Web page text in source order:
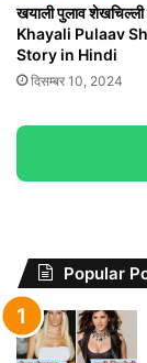
खयाली पुलाव शेखचिल्ली
Khayali Pulaav
Story in Hindi
दिसम्बर 10, 2024
Popular